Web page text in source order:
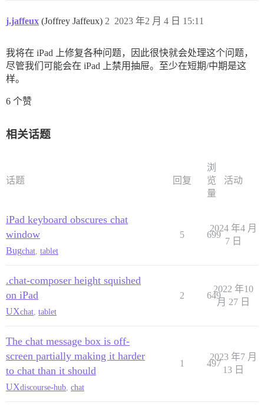
j.jaffeux (Joffrey Jaffeux) 2023 年2 月 4 日 15:11
2
我将在 iPad 上修复各种问题，因此很快就会处理这个问题，
尽管我们可能会在 iPad 上禁用抽屉。至少在短期/中期是这
样。
6 个赞
相关话题
话题 回复
浏
览
量
活动
iPad keyboard obscures chat
window
Bugchat tablet
5 699
2024 年4 月
7 日
.chat-composer height squished
on iPad
UXchat tablet
2 649
2022 年10
月 27 日
The chat message box is off-
screen partially making it harder
to chat than it should
UXdiscourse-hub chat
1 497
2023 年7 月
13 日